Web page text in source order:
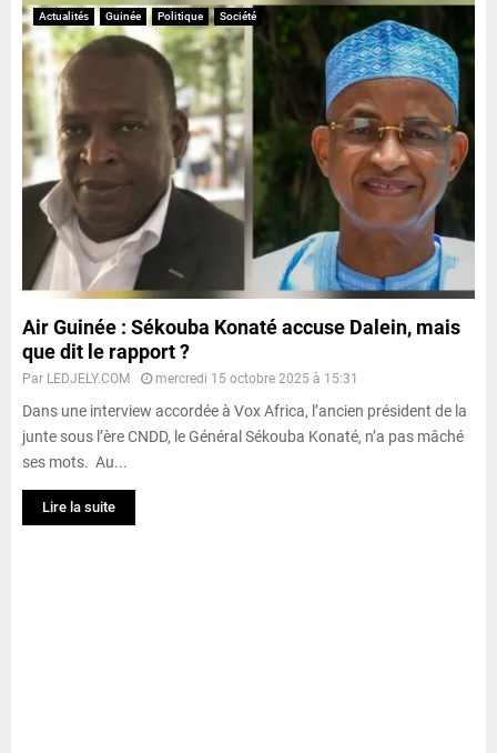
Actualités Guinée Politique Société
Air Guinée : Sékouba Konaté accuse Dalein, mais
que dit le rapport ?
Par LEDJELY.COM mercredi 15 octobre 2025 à 15:31
Dans une interview accordée à Vox Africa, l’ancien président de la
junte sous l’ère CNDD, le Général Sékouba Konaté, n’a pas mâché
ses mots. Au...
Lire la suite